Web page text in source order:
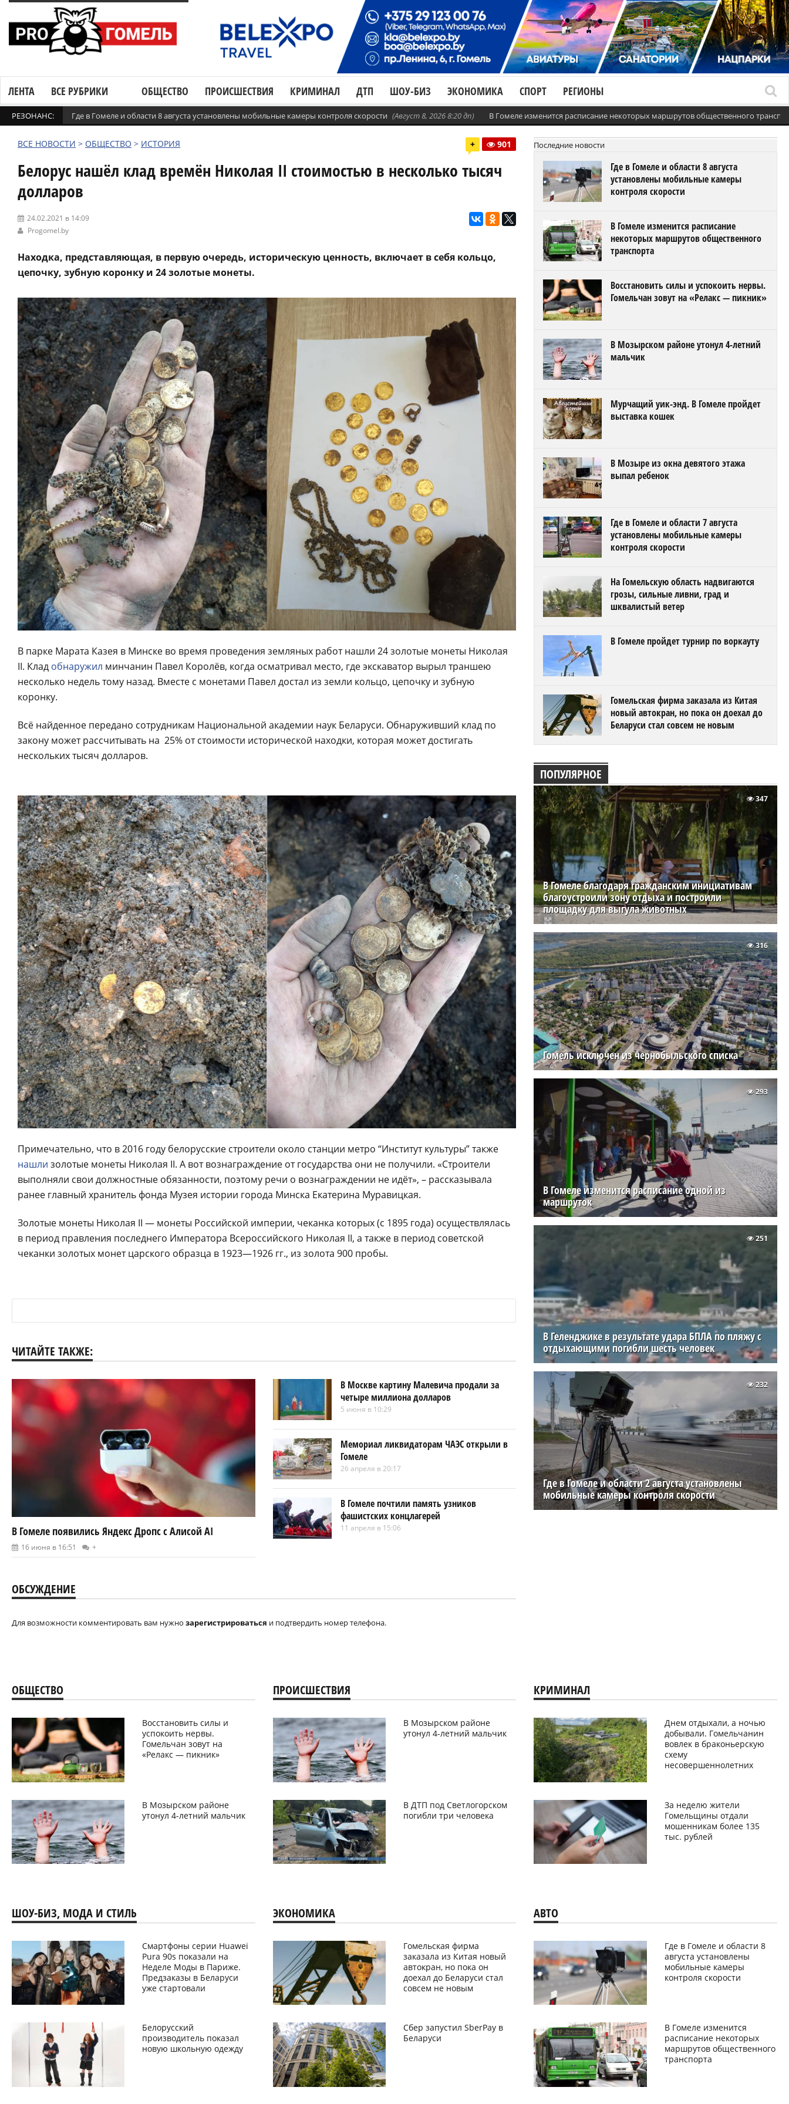
ЛЕНТА ВСЕ РУБРИКИ ОБЩЕСТВО ПРОИСШЕСТВИЯ КРИМИНАЛ ДТП ШОУ-БИЗ ЭКОНОМИКА СПОРТ РЕГИОНЫ
РЕЗОНАНС: Где в Гомеле и области 8 августа установлены мобильные камеры контроля скорости (Август 8, 2026 8:20 дп) В Гомеле изменится расписание некоторых маршрутов общественного
ВСЕ НОВОСТИ > ОБЩЕСТВО > ИСТОРИЯ + 901
Белорус нашёл клад времён Николая II стоимостью в несколько тысяч
долларов
24.02.2021 в 14:09
Progomel.by
Находка, представляющая, в первую очередь, историческую ценность, включает в себя кольцо,
цепочку, зубную коронку и 24 золотые монеты.
В парке Марата Казея в Минске во время проведения земляных работ нашли 24 золотые монеты Николая
II. Клад обнаружил минчанин Павел Королёв, когда осматривал место, где экскаватор вырыл траншею
несколько недель тому назад. Вместе с монетами Павел достал из земли кольцо, цепочку и зубную
коронку.
Всё найденное передано сотрудникам Национальной академии наук Беларуси. Обнаруживший клад по
закону может рассчитывать на 25% от стоимости исторической находки, которая может достигать
нескольких тысяч долларов.
Примечательно, что в 2016 году белорусские строители около станции метро “Институт культуры” также
нашли золотые монеты Николая II. А вот вознаграждение от государства они не получили. «Строители
выполняли свои должностные обязанности, поэтому речи о вознаграждении не идёт», – рассказывала
ранее главный хранитель фонда Музея истории города Минска Екатерина Муравицкая.
Золотые монеты Николая II — монеты Российской империи, чеканка которых (с 1895 года) осуществлялась
в период правления последнего Императора Всероссийского Николая II, а также в период советской
чеканки золотых монет царского образца в 1923—1926 гг., из золота 900 пробы.
ЧИТАЙТЕ ТАКЖЕ:
В Гомеле появились Яндекс Дропс с Алисой AI
16 июня в 16:51 +
В Москве картину Малевича продали за
четыре миллиона долларов
5 июня в 10:29
Мемориал ликвидаторам ЧАЭС открыли в
Гомеле
26 апреля в 20:17
В Гомеле почтили память узников
фашистских концлагерей
11 апреля в 15:06
ОБСУЖДЕНИЕ
Для возможности комментировать вам нужно зарегистрироваться и подтвердить номер телефона.
Последние новости
Где в Гомеле и области 8 августа
установлены мобильные камеры
контроля скорости
В Гомеле изменится расписание
некоторых маршрутов общественного
транспорта
Восстановить силы и успокоить нервы.
Гомельчан зовут на «Релакс — пикник»
В Мозырском районе утонул 4-летний
мальчик
Мурчащий уик-энд. В Гомеле пройдет
выставка кошек
В Мозыре из окна девятого этажа
выпал ребенок
Где в Гомеле и области 7 августа
установлены мобильные камеры
контроля скорости
На Гомельскую область надвигаются
грозы, сильные ливни, град и
шквалистый ветер
В Гомеле пройдет турнир по воркауту
Гомельская фирма заказала из Китая
новый автокран, но пока он доехал до
Беларуси стал совсем не новым
ПОПУЛЯРНОЕ
В Гомеле благодаря гражданским инициативам
благоустроили зону отдыха и построили
площадку для выгула животных
347
Гомель исключен из чернобыльского списка
316
В Гомеле изменится расписание одной из
маршруток
293
В Геленджике в результате удара БПЛА по пляжу с
отдыхающими погибли шесть человек
251
Где в Гомеле и области 2 августа установлены
мобильные камеры контроля скорости
232
ОБЩЕСТВО
Восстановить силы и
успокоить нервы.
Гомельчан зовут на
«Релакс — пикник»
В Мозырском районе
утонул 4-летний мальчик
ПРОИСШЕСТВИЯ
В Мозырском районе
утонул 4-летний мальчик
В ДТП под Светлогорском
погибли три человека
КРИМИНАЛ
Днем отдыхали, а ночью
добывали. Гомельчанин
вовлек в браконьерскую
схему
несовершеннолетних
За неделю жители
Гомельщины отдали
мошенникам более 135
тыс. рублей
ШОУ-БИЗ, МОДА И СТИЛЬ
Смартфоны серии Huawei
Pura 90s показали на
Неделе Моды в Париже.
Предзаказы в Беларуси
уже стартовали
Белорусский
производитель показал
новую школьную одежду
ЭКОНОМИКА
Гомельская фирма
заказала из Китая новый
автокран, но пока он
доехал до Беларуси стал
совсем не новым
Сбер запустил SberPay в
Беларуси
АВТО
Где в Гомеле и области 8
августа установлены
мобильные камеры
контроля скорости
В Гомеле изменится
расписание некоторых
маршрутов общественного
транспорта